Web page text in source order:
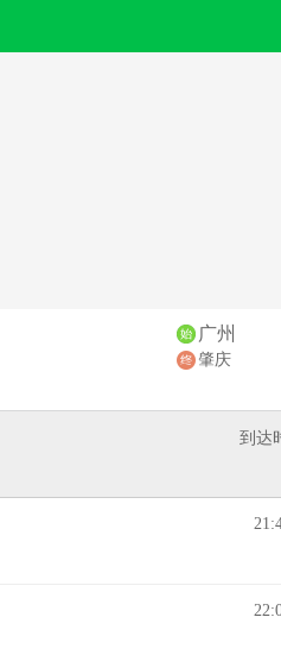
广州
肇庆
到达